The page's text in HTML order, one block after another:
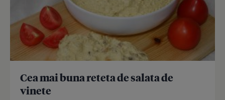
Cea mai buna reteta de salata de
vinete